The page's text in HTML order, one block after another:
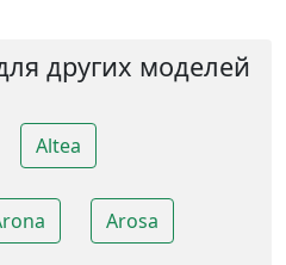
других моделей
Altea
Arosa